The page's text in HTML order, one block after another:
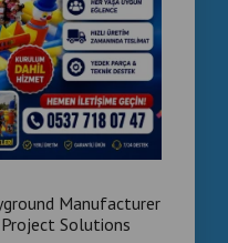
Manufacturer
Solutions